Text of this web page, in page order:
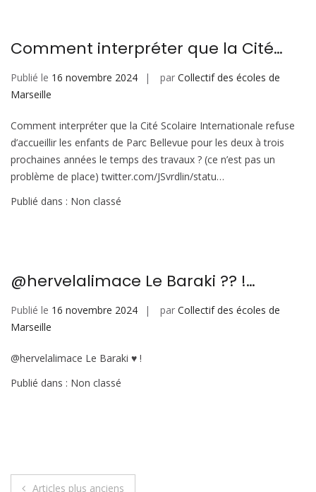
et
social
Comment interpréter que la Cité…
Publié le 16 novembre 2024 par Collectif des écoles de
Marseille
Comment interpréter que la Cité Scolaire Internationale refuse
d’accueillir les enfants de Parc Bellevue pour les deux à trois
prochaines années le temps des travaux ? (ce n’est pas un
problème de place) twitter.com/JSvrdlin/statu…
Publié dans : Non classé
@hervelalimace Le Baraki ?? !…
Publié le 16 novembre 2024 par Collectif des écoles de
Marseille
@hervelalimace Le Baraki ♥️ !
Publié dans : Non classé
Articles plus anciens